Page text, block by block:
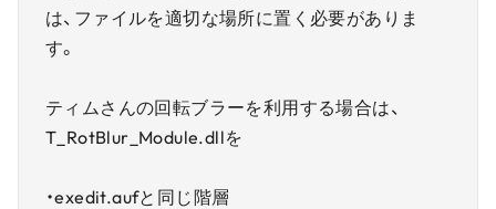
は、ファイルを適切な場所に置く必要がありま
す。
ティムさんの回転ブラーを利用する場合は、
T_RotBlur_Module.dllを
・exedit.aufと同じ階層